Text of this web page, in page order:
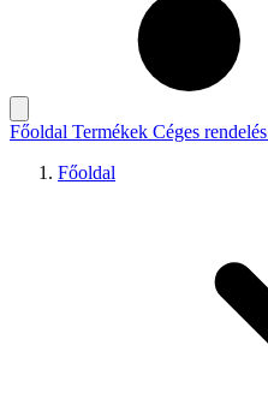
Főoldal Termékek Céges rendelés
Főoldal